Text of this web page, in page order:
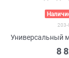
203-
Универсальный
8